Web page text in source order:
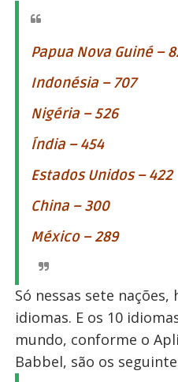
Papua Nova Guiné –
Indonésia – 707
Nigéria – 526
Índia – 454
Estados Unidos – 422
China – 300
México – 289
Só nessas sete nações,
idiomas. E os 10
mundo, conforme o
Babbel, são os